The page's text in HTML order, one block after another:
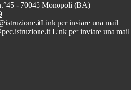
- 70043 Monopoli (BA)
Link per inviare una mail
Link per inviare una mail